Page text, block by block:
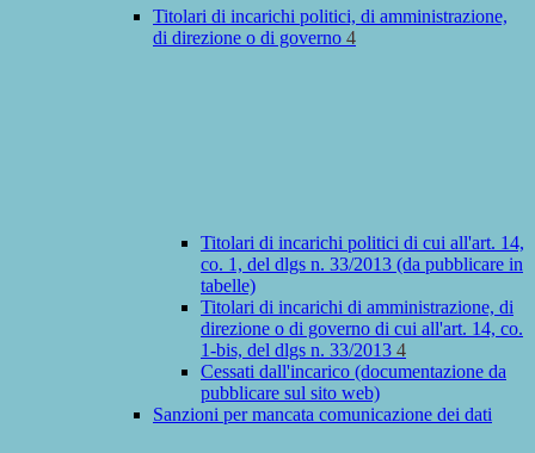
Titolari di incarichi politici, di amministrazione,
di direzione o di governo 4
Titolari di incarichi politici di cui all'art. 14,
co. 1, del dlgs n. 33/2013 (da pubblicare in
tabelle)
Titolari di incarichi di amministrazione, di
direzione o di governo di cui all'art. 14, co.
1-bis, del dlgs n. 33/2013 4
Cessati dall'incarico (documentazione da
pubblicare sul sito web)
Sanzioni per mancata comunicazione dei dati